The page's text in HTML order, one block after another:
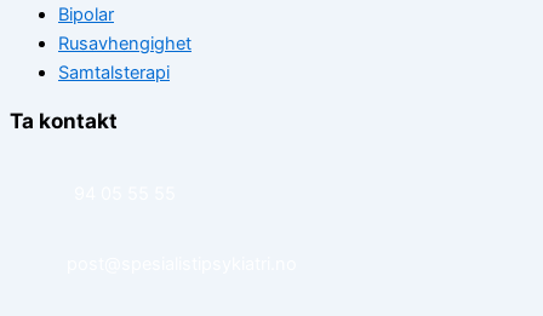
Bipolar
Rusavhengighet
Samtalsterapi
Ta kontakt